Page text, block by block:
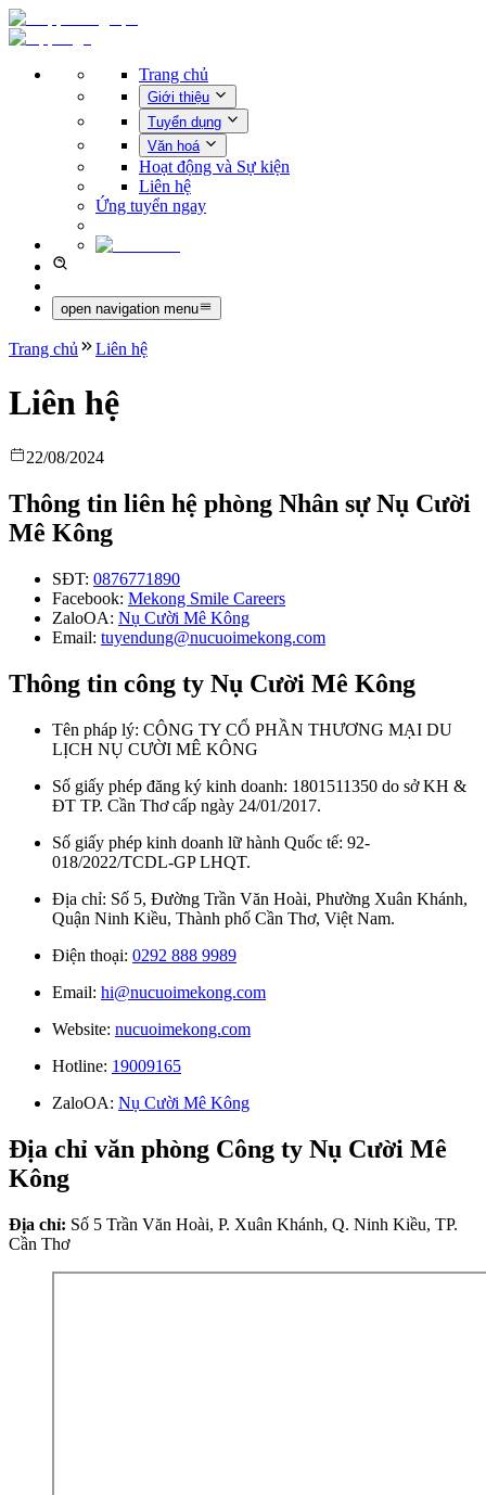
Trang chủ
Giới thiệu
Tuyển dụng
Văn hoá
Hoạt động và Sự kiện
Liên hệ
Ứng tuyển ngay
open navigation menu
Trang chủ Liên hệ
Liên hệ
22/08/2024
Thông tin liên hệ phòng Nhân sự Nụ Cười
Mê Kông
SĐT: 0876771890
Facebook: Mekong Smile Careers
ZaloOA: Nụ Cười Mê Kông
Email: tuyendung@nucuoimekong.com
Thông tin công ty Nụ Cười Mê Kông
Tên pháp lý: CÔNG TY CỔ PHẦN THƯƠNG MẠI DU
LỊCH NỤ CƯỜI MÊ KÔNG
Số giấy phép đăng ký kinh doanh: 1801511350 do sở KH &
ĐT TP. Cần Thơ cấp ngày 24/01/2017.
Số giấy phép kinh doanh lữ hành Quốc tế: 92-
018/2022/TCDL-GP LHQT.
Địa chỉ: Số 5, Đường Trần Văn Hoài, Phường Xuân Khánh,
Quận Ninh Kiều, Thành phố Cần Thơ, Việt Nam.
Điện thoại: 0292 888 9989
Email: hi@nucuoimekong.com
Website: nucuoimekong.com
Hotline: 19009165
ZaloOA: Nụ Cười Mê Kông
Địa chỉ văn phòng Công ty Nụ Cười Mê
Kông
Địa chỉ: Số 5 Trần Văn Hoài, P. Xuân Khánh, Q. Ninh Kiều, TP.
Cần Thơ